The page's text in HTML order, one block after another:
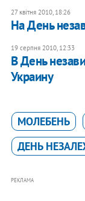
27 квітня 2010, 18:26
На День
19 серпня 2010, 12:33
В День
Украину
МОЛЕБЕНЬ
ДЕНЬ
РЕКЛАМА